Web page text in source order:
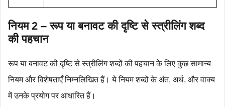
नियम 2 – रूप या बनावट की दृष्टि से स्त्रीलिंग शब्द
की पहचान
रूप या बनावट की दृष्टि से स्त्रीलिंग शब्दों की पहचान के लिए कुछ सामान्य
नियम और विशेषताएँ निम्नलिखित हैं। ये नियम शब्दों के अंत, अर्थ, और वाक्य
में उनके प्रयोग पर आधारित हैं।